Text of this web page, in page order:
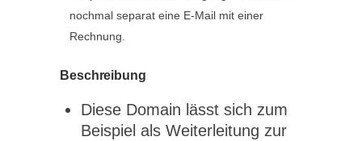
nochmal separat eine E-Mail mit einer
Rechnung.
Beschreibung
Diese Domain lässt sich zum
Beispiel als Weiterleitung zur